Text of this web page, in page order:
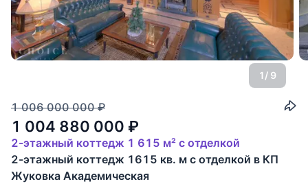
1/ 9
1 006 000 000 ₽
1 004 880 000 ₽
2-этажный коттедж 1 615 м² с отделкой
2-этажный коттедж 1615 кв. м с отделкой в КП
Жуковка Академическая